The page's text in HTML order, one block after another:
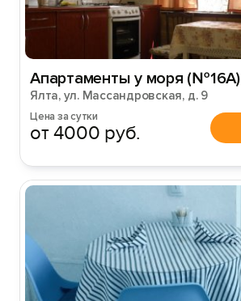
Апартаменты у моря (№16А)
Ялта, ул. Массандровская, д. 9
Цена за сутки
от 4000 руб.